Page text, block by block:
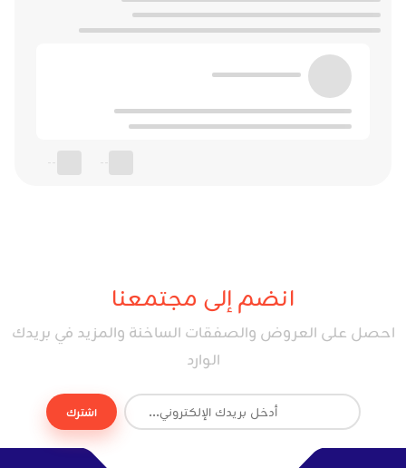
انضم إلى مجتمعنا
احصل على العروض والصفقات الساخنة والمزيد في بريدك
الوارد
اشترك